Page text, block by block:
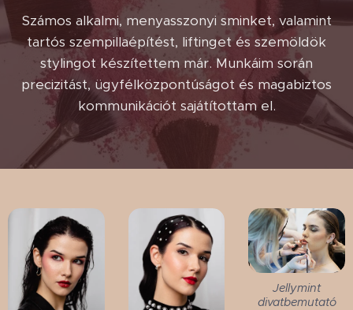
Számos alkalmi, menyasszonyi sminket, valamint
tartós szempillaépítést, liftinget és szemöldök
stylingot készítettem már. Munkáim során
precizitást, ügyfélközpontúságot és magabiztos
kommunikációt sajátítottam el.
Jellymint
divatbemutató